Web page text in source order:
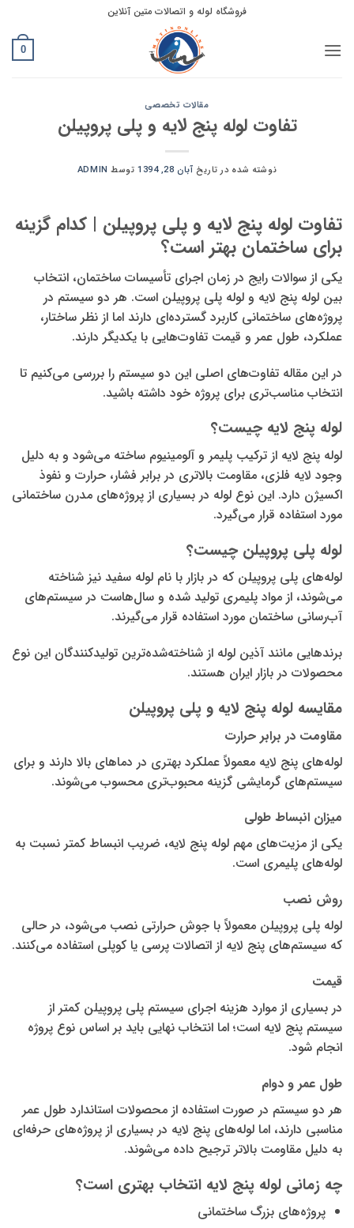
content
فروشگاه لوله و اتصالات متین آنلاین
0
مقالات تخصصی
تفاوت لوله پنج لایه و پلی پروپیلن
نوشته شده در تاریخ آبان 28, 1394 توسط ADMIN
تفاوت لوله پنج لایه و پلی پروپیلن | کدام گزینه
برای ساختمان بهتر است؟
یکی از سوالات رایج در زمان اجرای تأسیسات ساختمان، انتخاب
بین لوله پنج لایه و لوله پلی پروپیلن است. هر دو سیستم در
پروژه‌های ساختمانی کاربرد گسترده‌ای دارند اما از نظر ساختار،
عملکرد، طول عمر و قیمت تفاوت‌هایی با یکدیگر دارند.
در این مقاله تفاوت‌های اصلی این دو سیستم را بررسی می‌کنیم تا
انتخاب مناسب‌تری برای پروژه خود داشته باشید.
لوله پنج لایه چیست؟
لوله پنج لایه از ترکیب پلیمر و آلومینیوم ساخته می‌شود و به دلیل
وجود لایه فلزی، مقاومت بالاتری در برابر فشار، حرارت و نفوذ
اکسیژن دارد. این نوع لوله در بسیاری از پروژه‌های مدرن ساختمانی
مورد استفاده قرار می‌گیرد.
لوله پلی پروپیلن چیست؟
لوله‌های پلی پروپیلن که در بازار با نام لوله سفید نیز شناخته
می‌شوند، از مواد پلیمری تولید شده و سال‌هاست در سیستم‌های
آب‌رسانی ساختمان مورد استفاده قرار می‌گیرند.
برندهایی مانند آذین لوله از شناخته‌شده‌ترین تولیدکنندگان این نوع
محصولات در بازار ایران هستند.
مقایسه لوله پنج لایه و پلی پروپیلن
مقاومت در برابر حرارت
لوله‌های پنج لایه معمولاً عملکرد بهتری در دماهای بالا دارند و برای
سیستم‌های گرمایشی گزینه محبوب‌تری محسوب می‌شوند.
میزان انبساط طولی
یکی از مزیت‌های مهم لوله پنج لایه، ضریب انبساط کمتر نسبت به
لوله‌های پلیمری است.
روش نصب
لوله پلی پروپیلن معمولاً با جوش حرارتی نصب می‌شود، در حالی
که سیستم‌های پنج لایه از اتصالات پرسی یا کوپلی استفاده می‌کنند.
قیمت
در بسیاری از موارد هزینه اجرای سیستم پلی پروپیلن کمتر از
سیستم پنج لایه است؛ اما انتخاب نهایی باید بر اساس نوع پروژه
انجام شود.
طول عمر و دوام
هر دو سیستم در صورت استفاده از محصولات استاندارد طول عمر
مناسبی دارند، اما لوله‌های پنج لایه در بسیاری از پروژه‌های حرفه‌ای
به دلیل مقاومت بالاتر ترجیح داده می‌شوند.
چه زمانی لوله پنج لایه انتخاب بهتری است؟
پروژه‌های بزرگ ساختمانی